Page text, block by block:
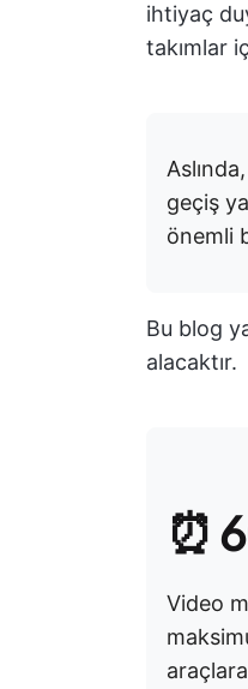
ihtiyaç
takımlar
geçiş
önemli
Bu blog
alacaktır.
⏰
Video